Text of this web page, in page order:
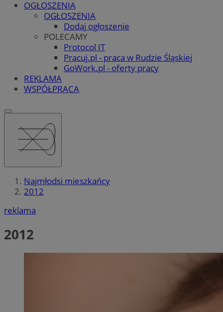
OGŁOSZENIA
OGŁOSZENIA
Dodaj ogłoszenie
POLECAMY
Protocol IT
Pracuj.pl - praca w Rudzie Śląskiej
GoWork.pl - oferty pracy
REKLAMA
WSPÓŁPRACA
Najmłodsi mieszkańcy
2012
reklama
2012